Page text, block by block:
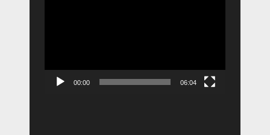
00:00 06:04